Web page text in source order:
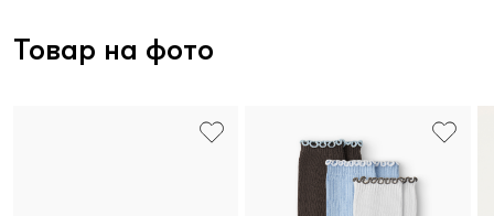
Товар на фото